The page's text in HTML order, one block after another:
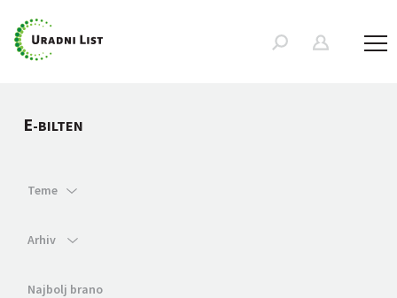
E-BILTEN
Teme
Arhiv
Najbolj brano